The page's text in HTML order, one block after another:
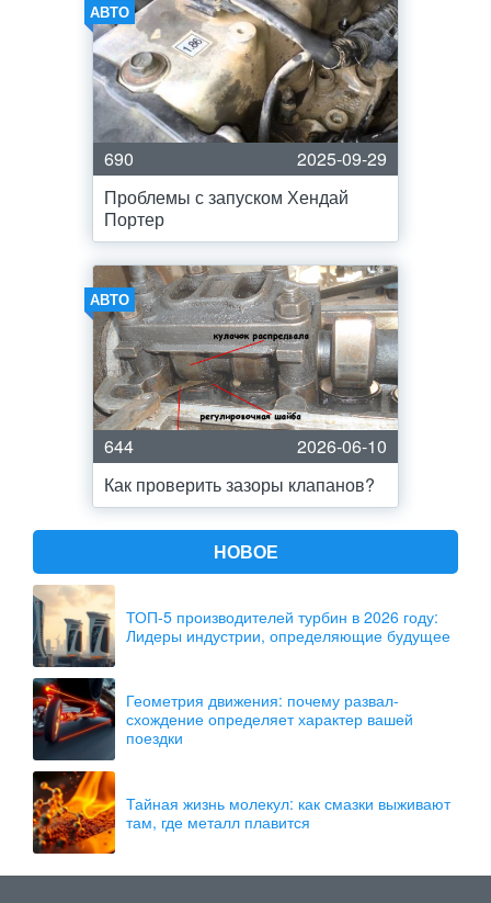
АВТО
690
2025-09-29
Проблемы с запуском Хендай
Портер
АВТО
644
2026-06-10
Как проверить зазоры клапанов?
НОВОЕ
ТОП-5 производителей турбин в 2026 году:
Лидеры индустрии, определяющие будущее
Геометрия движения: почему развал-
схождение определяет характер вашей
поездки
Тайная жизнь молекул: как смазки выживают
там, где металл плавится